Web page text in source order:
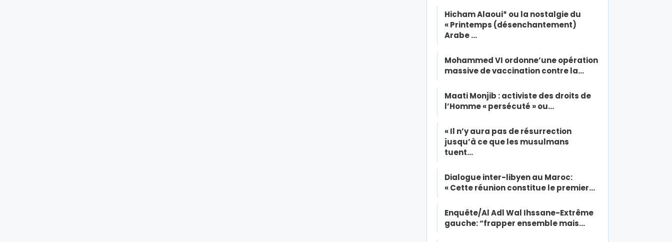
Hicham Alaoui* ou la nostalgie du
« Printemps (désenchantement)
Arabe …
Mohammed VI ordonne’une opération
massive de vaccination contre la…
Maati Monjib : activiste des droits de
l’Homme « persécuté » ou…
« Il n’y aura pas de résurrection
jusqu’à ce que les musulmans
tuent…
Dialogue inter-libyen au Maroc:
« Cette réunion constitue le premier…
Enquête/Al Adl Wal Ihssane-Extrême
gauche: “frapper ensemble mais…